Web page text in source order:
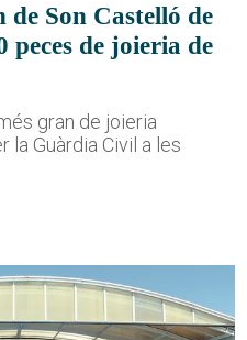
Son Castelló de
peces de joieria de
gran de joieria
la Guàrdia Civil a les